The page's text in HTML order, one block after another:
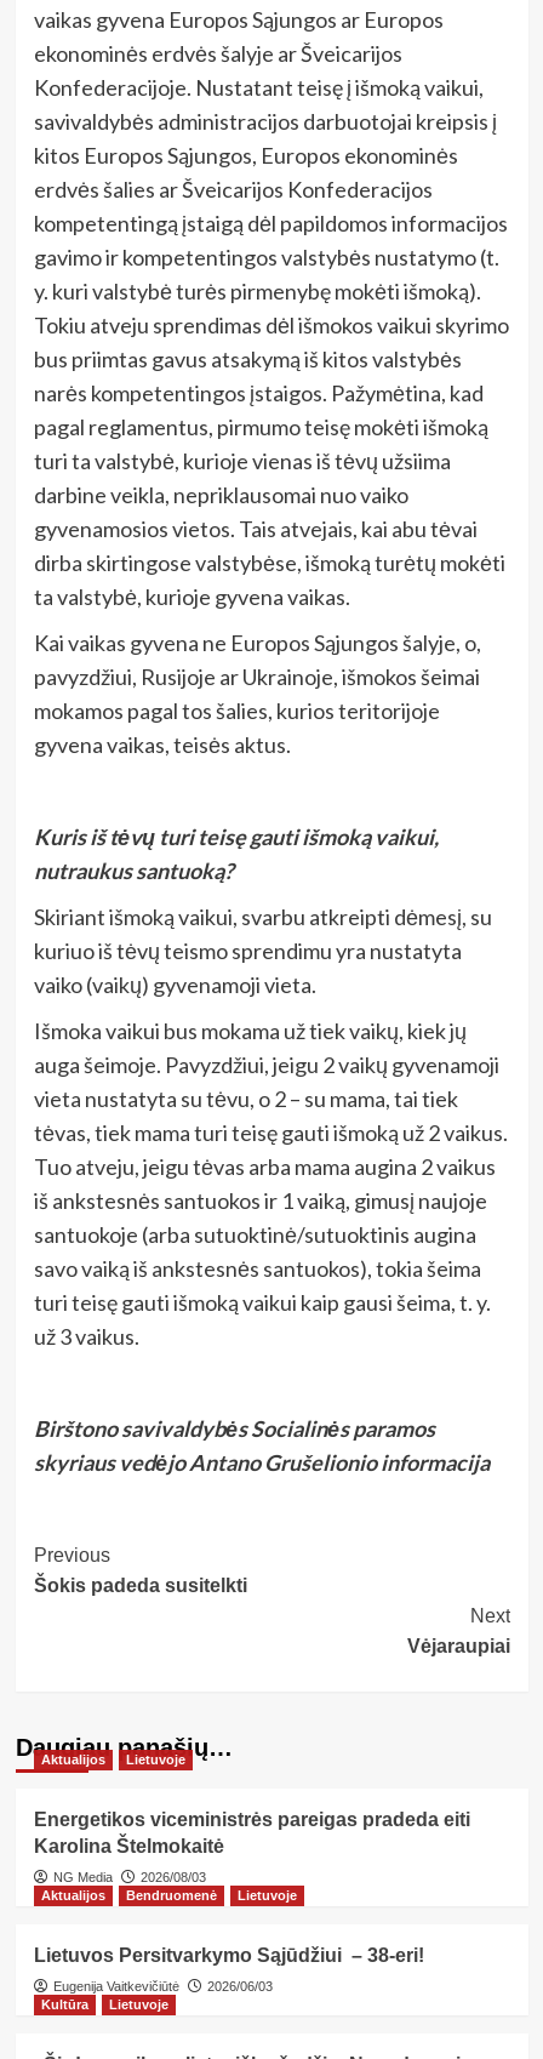
vaikas gyvena Europos Sąjungos ar Europos
ekonominės erdvės šalyje ar Šveicarijos
Konfederacijoje. Nustatant teisę į išmoką vaikui,
savivaldybės administracijos darbuotojai kreipsis į
kitos Europos Sąjungos, Europos ekonominės
erdvės šalies ar Šveicarijos Konfederacijos
kompetentingą įstaigą dėl papildomos informacijos
gavimo ir kompetentingos valstybės nustatymo (t.
y. kuri valstybė turės pirmenybę mokėti išmoką).
Tokiu atveju sprendimas dėl išmokos vaikui skyrimo
bus priimtas gavus atsakymą iš kitos valstybės
narės kompetentingos įstaigos. Pažymėtina, kad
pagal reglamentus, pirmumo teisę mokėti išmoką
turi ta valstybė, kurioje vienas iš tėvų užsiima
darbine veikla, nepriklausomai nuo vaiko
gyvenamosios vietos. Tais atvejais, kai abu tėvai
dirba skirtingose valstybėse, išmoką turėtų mokėti
ta valstybė, kurioje gyvena vaikas.
Kai vaikas gyvena ne Europos Sąjungos šalyje, o,
pavyzdžiui, Rusijoje ar Ukrainoje, išmokos šeimai
mokamos pagal tos šalies, kurios teritorijoje
gyvena vaikas, teisės aktus.
Kuris iš tėvų turi teisę gauti išmoką vaikui,
nutraukus santuoką?
Skiriant išmoką vaikui, svarbu atkreipti dėmesį, su
kuriuo iš tėvų teismo sprendimu yra nustatyta
vaiko (vaikų) gyvenamoji vieta.
Išmoka vaikui bus mokama už tiek vaikų, kiek jų
auga šeimoje. Pavyzdžiui, jeigu 2 vaikų gyvenamoji
vieta nustatyta su tėvu, o 2 – su mama, tai tiek
tėvas, tiek mama turi teisę gauti išmoką už 2 vaikus.
Tuo atveju, jeigu tėvas arba mama augina 2 vaikus
iš ankstesnės santuokos ir 1 vaiką, gimusį naujoje
santuokoje (arba sutuoktinė/sutuoktinis augina
savo vaiką iš ankstesnės santuokos), tokia šeima
turi teisę gauti išmoką vaikui kaip gausi šeima, t. y.
už 3 vaikus.
Birštono savivaldybės Socialinės paramos
skyriaus vedėjo Antano Grušelionio informacija
Post
Navigation
Previous
Šokis padeda susitelkti
Next
Vėjaraupiai
Daugiau panašių…
Aktualijos Lietuvoje
Energetikos viceministrės pareigas pradeda eiti
Karolina Štelmokaitė
NG Media
2026/08/03
Aktualijos
Bendruomenė Lietuvoje
Lietuvos Persitvarkymo Sąjūdžiui – 38-eri!
Eugenija Vaitkevičiūtė
2026/06/03
Kultūra
Lietuvoje